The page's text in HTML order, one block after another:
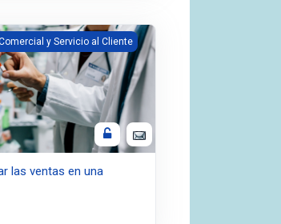
incrementar las ventas en una farmacia
y Servicio al Cliente
las ventas en una